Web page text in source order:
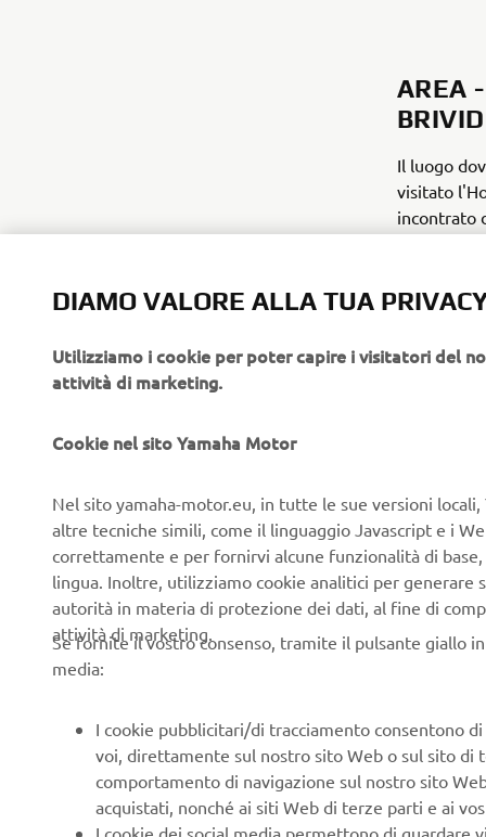
AREA
Il luogo
visitato
incontrato
AREA
Test ride
DIAMO VALORE ALLA TUA
Utilizziamo i cookie per poter capire i visitatori del
attività di marketing.
Cookie nel sito Yamaha Motor
Nel sito yamaha-motor.eu, in tutte le sue versioni
altre tecniche simili, come il linguaggio Javascript e i
correttamente e per fornirvi alcune funzionalità di
lingua. Inoltre, utilizziamo cookie analitici per
autorità in materia di protezione dei dati, al fine di
attività di marketing.
Se fornite il vostro consenso, tramite il pulsante giallo
media:
I cookie pubblicitari/di tracciamento consentono
voi, direttamente sul nostro sito Web o sul sito di
comportamento di navigazione sul nostro sito
acquistati, nonché ai siti Web di terze parti e ai
I cookie dei social media permettono di guardare